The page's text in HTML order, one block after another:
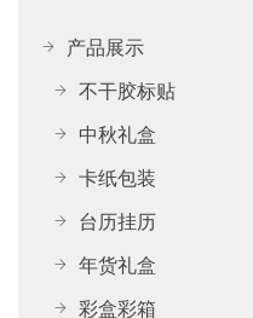
产品展示
不干胶标贴
中秋礼盒
卡纸包装
台历挂历
年货礼盒
彩盒彩箱